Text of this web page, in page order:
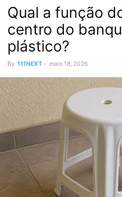
Qual a função
centro do
plástico?
By 111NEXT - maio 18, 2026